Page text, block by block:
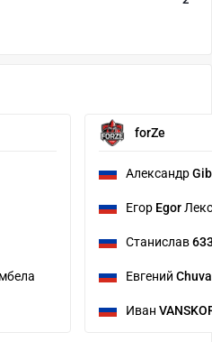
forZe
Александр
Егор Egor
Станислав
Евгений
Иван